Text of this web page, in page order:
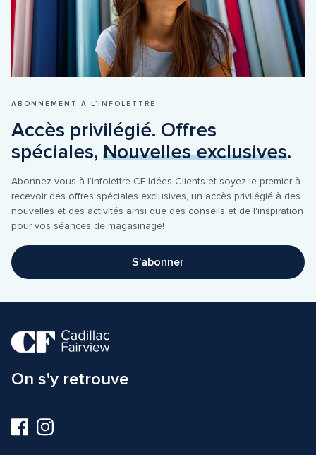
ABONNEMENT À L’INFOLETTRE
Accès privilégié. Offres
spéciales, Nouvelles exclusives.
Abonnez-vous à l’infolettre CF Idées Clients et soyez le premier à
recevoir des offres spéciales exclusives, un accès privilégié à des
nouvelles et des activités ainsi que des conseils et de l'inspiration
pour vos séances de magasinage!
S’abonner
On s'y retrouve
Visitez-
nous
Visitez-
nous